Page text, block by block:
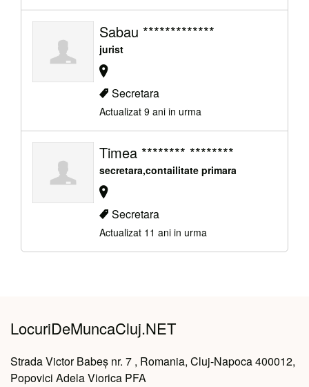
Sabau *************
jurist
Secretara
Actualizat 9 ani in urma
Timea ******** ********
secretara,contailitate primara
Secretara
Actualizat 11 ani in urma
LocuriDeMuncaCluj.NET
Strada Victor Babeș nr. 7 , Romania, Cluj-Napoca 400012,
Popovici Adela Viorica PFA